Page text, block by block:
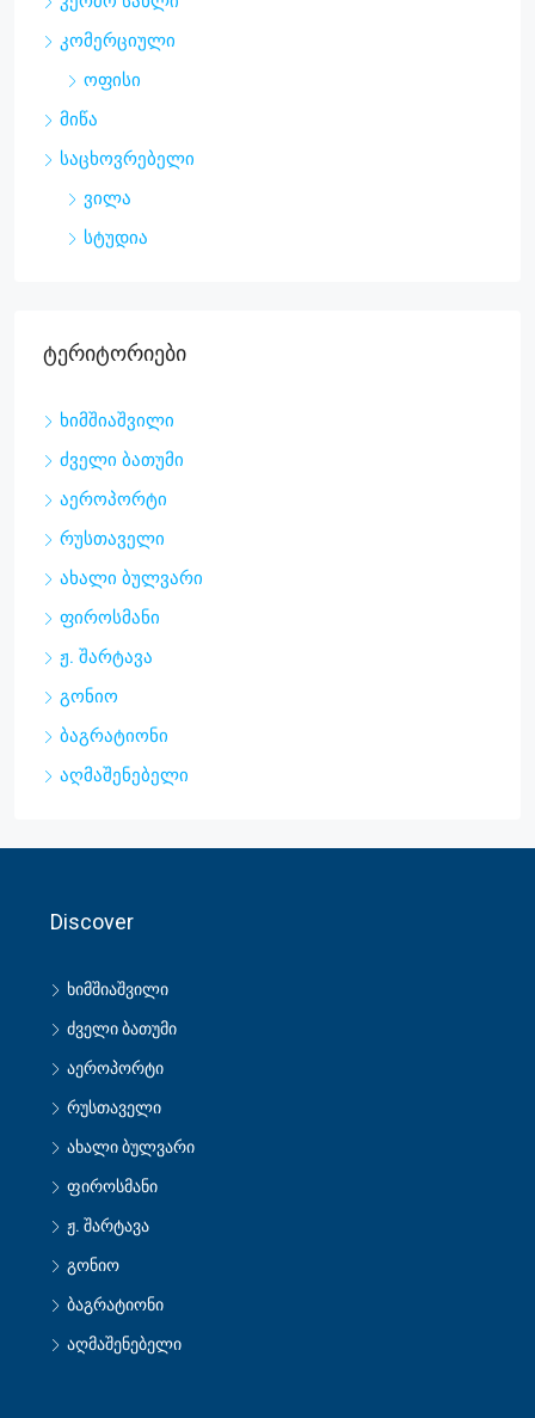
კომერციული
ოფისი
მიწა
საცხოვრებელი
ვილა
სტუდია
Ტერიტორიები
ხიმშიაშვილი
ძველი ბათუმი
აეროპორტი
რუსთაველი
ახალი ბულვარი
ფიროსმანი
ჟ. შარტავა
გონიო
ბაგრატიონი
აღმაშენებელი
Discover
ხიმშიაშვილი
ძველი ბათუმი
აეროპორტი
რუსთაველი
ახალი ბულვარი
ფიროსმანი
ჟ. შარტავა
გონიო
ბაგრატიონი
აღმაშენებელი